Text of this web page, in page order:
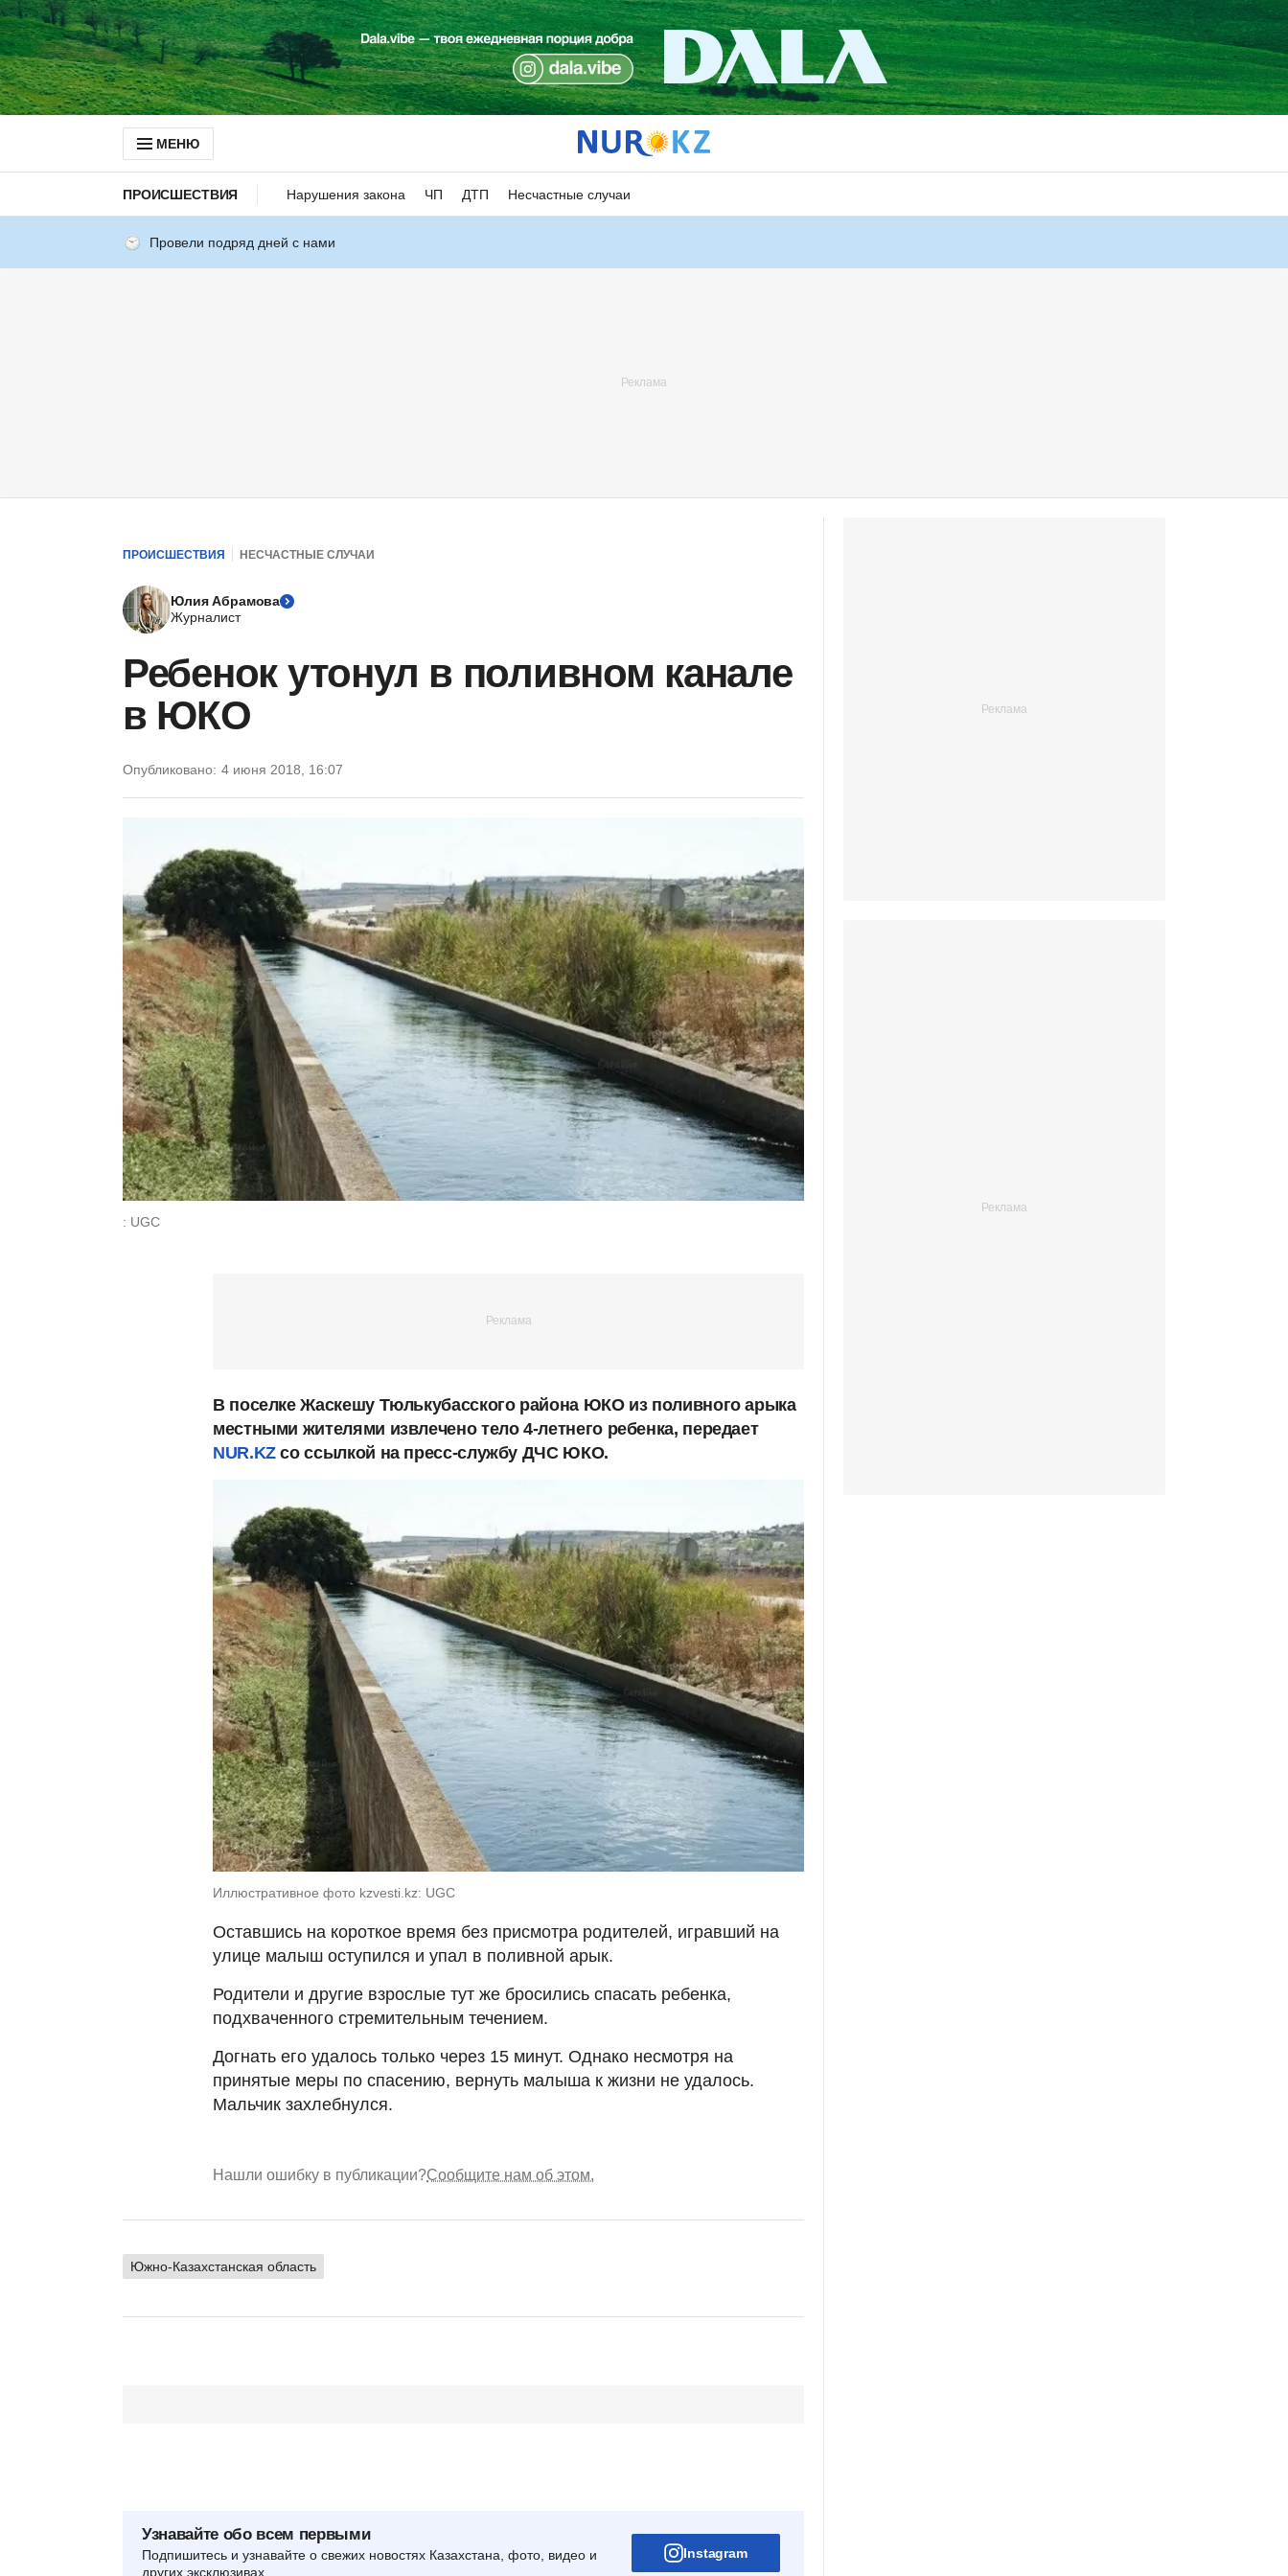
МЕНЮ
ПРОИСШЕСТВИЯ Нарушения закона ЧП ДТП Несчастные случаи
Провели подряд дней с нами
ПРОИСШЕСТВИЯ НЕСЧАСТНЫЕ СЛУЧАИ
Юлия Абрамова
Журналист
Ребенок утонул в поливном канале
в ЮКО
Опубликовано: 4 июня 2018, 16:07
: UGC
В поселке Жаскешу Тюлькубасского района ЮКО из поливного арыка
местными жителями извлечено тело 4-летнего ребенка, передает
NUR.KZсо ссылкой на пресс-службу ДЧС ЮКО.
Иллюстративное фото kzvesti.kz: UGC
Оставшись на короткое время без присмотра родителей, игравший на
улице малыш оступился и упал в поливной арык.
Родители и другие взрослые тут же бросились спасать ребенка,
подхваченного стремительным течением.
Догнать его удалось только через 15 минут. Однако несмотря на
принятые меры по спасению, вернуть малыша к жизни не удалось.
Мальчик захлебнулся.
Нашли ошибку в публикации?Сообщите нам об этом.
Южно-Казахстанская область
Узнавайте обо всем первыми
Подпишитесь и узнавайте о свежих новостях Казахстана, фото, видео и
других эксклюзивах
Instagram